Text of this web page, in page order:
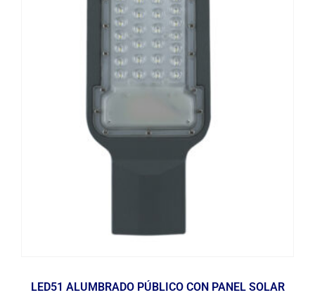
LED51 ALUMBRADO PÚBLICO CON PANEL SOLAR